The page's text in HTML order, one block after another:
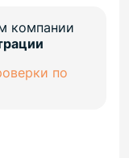
компании
по